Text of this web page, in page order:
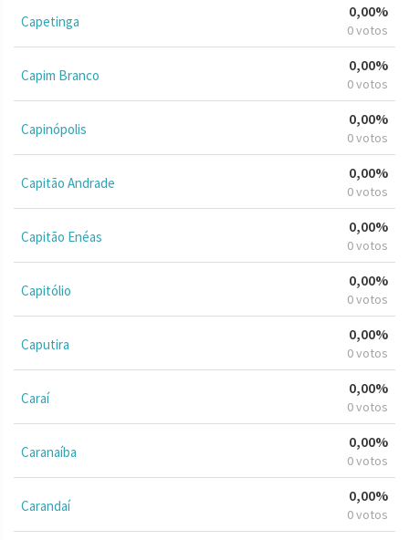
Capetinga
0,00%
0 votos
Capim Branco
0,00%
0 votos
Capinópolis
0,00%
0 votos
Capitão Andrade
0,00%
0 votos
Capitão Enéas
0,00%
0 votos
Capitólio
0,00%
0 votos
Caputira
0,00%
0 votos
Caraí
0,00%
0 votos
Caranaíba
0,00%
0 votos
Carandaí
0,00%
0 votos